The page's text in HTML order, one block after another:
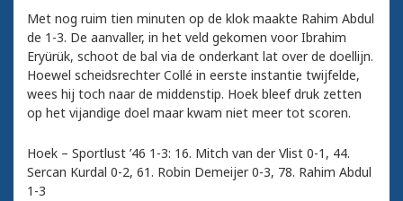
Met nog ruim tien minuten op de klok maakte Rahim Abdul
de 1-3. De aanvaller, in het veld gekomen voor Ibrahim
Eryürük, schoot de bal via de onderkant lat over de doellijn.
Hoewel scheidsrechter Collé in eerste instantie twijfelde,
wees hij toch naar de middenstip. Hoek bleef druk zetten
op het vijandige doel maar kwam niet meer tot scoren.
Hoek – Sportlust ’46 1-3: 16. Mitch van der Vlist 0-1, 44.
Sercan Kurdal 0-2, 61. Robin Demeijer 0-3, 78. Rahim Abdul
1-3